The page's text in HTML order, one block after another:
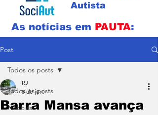
Autista
As notícias em PAUTA:
Post
Todos os posts
Notícias
Todos os posts
Barra Mansa avança
RJ
8 de jun.